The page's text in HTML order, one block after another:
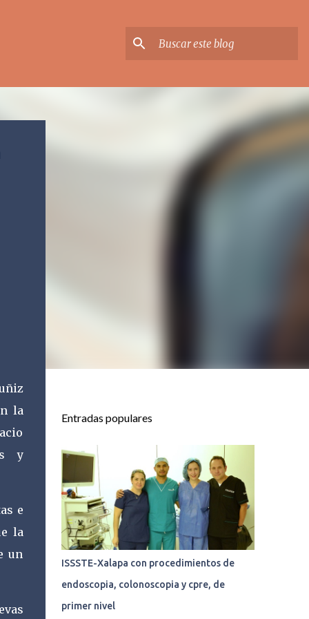
la
y
e
la
un
Entradas populares
ISSSTE-Xalapa con procedimientos de
endoscopia, colonoscopia y cpre, de
primer nivel